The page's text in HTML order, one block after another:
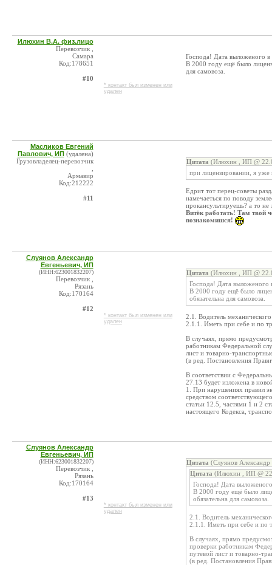
Илюхин В.А. физ.лицо
Перевозчик ,
Самара
Код:178651
#10
* контакт был изменен или
удален
Господа! Дата выложеного в
В 2000 году ещё было
для самовоза.
Масликов Евгений
Павлович, ИП (удалена)
Грузовладелец-перевозчик
Армавир
Код:212222
#11
Цитата (Илюхин , ИП @
при лицензировании, я уже
Едрит тот перец-советы
намечаеться по поводу
прокансультируешь? а то не
Витёк работать! Там твой
познакомишся!
Слуянов Александр
Евгеньевич, ИП
(ИНН:623001832207)
Перевозчик ,
Рязань
Код:170164
#12
* контакт был изменен или
удален
Цитата (Илюхин , ИП @
Господа! Дата выложеного
В 2000 году ещё было
обязательна для самовоза.
2.1. Водитель
2.1.1. Иметь при себе и по
В случаях, прямо
работникам Федеральной
лист и товарно-
(в ред. Постановления
В соответствии с
27.13 будет изложена в
1. При нарушениях правил
средством
статьи 12.5, частями 1 и 2
настоящего Кодекса,
Слуянов Александр
Евгеньевич, ИП
(ИНН:623001832207)
Перевозчик ,
Рязань
Код:170164
#13
* контакт был изменен или
удален
Цитата (Слуянов
Цитата (Илюхин , ИП @
Господа! Дата
В 2000 году ещё было
обязательна для самовоза.
2.1. Водитель
2.1.1. Иметь при себе и по
В случаях, прямо
проверки работникам
путевой лист и товарно-
(в ред. Постановления